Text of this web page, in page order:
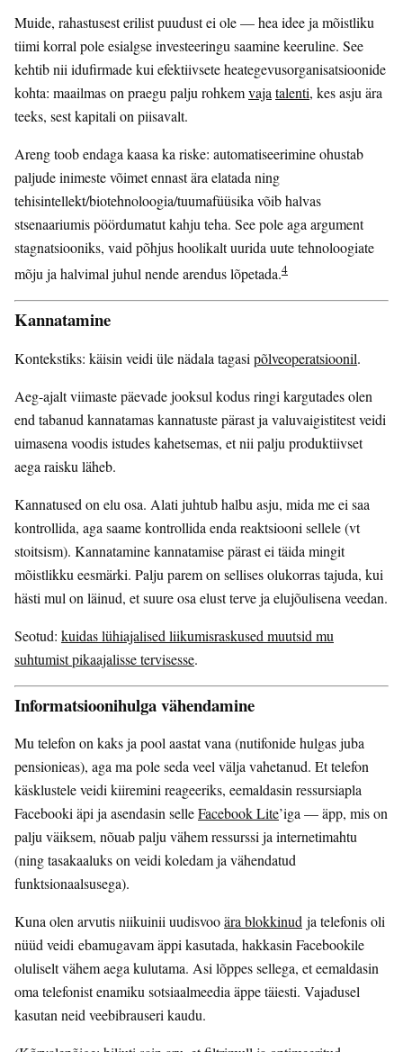
Muide, rahastusest erilist puudust ei ole — hea idee ja mõistliku
tiimi korral pole esialgse investeeringu saamine keeruline. See
kehtib nii idufirmade kui efektiivsete heategevusorganisatsioonide
kohta: maailmas on praegu palju rohkemvaja talenti, kes asju ära
teeks, sest kapitali on piisavalt.
Areng toob endaga kaasa ka riske: automatiseerimine ohustab
paljude inimeste võimet ennast ära elatada ning
tehisintellekt/biotehnoloogia/tuumafüüsika võib halvas
stsenaariumis pöördumatut kahju teha. See pole aga argument
stagnatsiooniks, vaid põhjus hoolikalt uurida uute tehnoloogiate
mõju ja halvimal juhul nende arendus lõpetada.4
Kannatamine
Kontekstiks: käisin veidi üle nädala tagasi põlveoperatsioonil.
Aeg-ajalt viimaste päevade jooksul kodus ringi kargutades olen
end tabanud kannatamas kannatuste pärast ja valuvaigistitest veidi
uimasena voodis istudes kahetsemas, et nii palju produktiivset
aega raisku läheb.
Kannatused on elu osa. Alati juhtub halbu asju, mida me ei saa
kontrollida, aga saame kontrollida enda reaktsiooni sellele (vt
stoitsism). Kannatamine kannatamise pärast ei täida mingit
mõistlikku eesmärki. Palju parem on sellises olukorras tajuda, kui
hästi mul on läinud, et suure osa elust terve ja elujõulisena veedan.
Seotud: kuidas lühiajalised liikumisraskused muutsid mu
suhtumist pikaajalisse tervisesse.
Informatsioonihulga vähendamine
Mu telefon on kaks ja pool aastat vana (nutifonide hulgas juba
pensionieas), aga ma pole seda veel välja vahetanud. Et telefon
käsklustele veidi kiiremini reageeriks, eemaldasin ressursiapla
Facebooki äpi ja asendasin selleFacebook Lite’iga — äpp, mis on
palju väiksem, nõuab palju vähem ressurssi ja internetimahtu
(ning tasakaaluks on veidi koledam ja vähendatud
funktsionaalsusega).
Kuna olen arvutis niikuinii uudisvooära blokkinud ja telefonis oli
nüüd veidi ebamugavam äppi kasutada, hakkasin Facebookile
oluliselt vähem aega kulutama. Asi lõppes sellega, et eemaldasin
oma telefonist enamiku sotsiaalmeedia äppe täiesti. Vajadusel
kasutan neid veebibrauseri kaudu.